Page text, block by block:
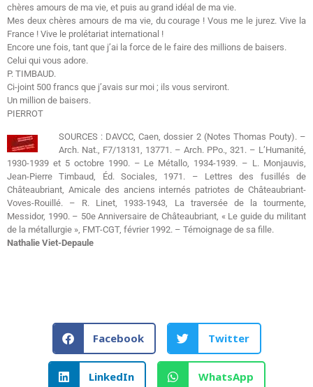
chères amours de ma vie, et puis au grand idéal de ma vie.
Mes deux chères amours de ma vie, du courage ! Vous me le jurez. Vive la
France ! Vive le prolétariat international !
Encore une fois, tant que j’ai la force de le faire des millions de baisers.
Celui qui vous adore.
P. TIMBAUD.
Ci-joint 500 francs que j’avais sur moi ; ils vous serviront.
Un million de baisers.
PIERROT
SOURCES : DAVCC, Caen, dossier 2 (Notes Thomas Pouty). –
Arch. Nat., F7/13131, 13771. – Arch. PPo., 321. – L’Humanité,
1930-1939 et 5 octobre 1990. – Le Métallo, 1934-1939. – L. Monjauvis,
Jean-Pierre Timbaud, Éd. Sociales, 1971. – Lettres des fusillés de
Châteaubriant, Amicale des anciens internés patriotes de Châteaubriant-
Voves-Rouillé. – R. Linet, 1933-1943, La traversée de la tourmente,
Messidor, 1990. – 50e Anniversaire de Châteaubriant, « Le guide du militant
de la métallurgie », FMT-CGT, février 1992. – Témoignage de sa fille.
Nathalie Viet-Depaule
Facebook Twitter
LinkedIn WhatsApp